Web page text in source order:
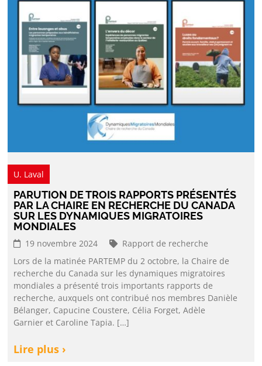
U. Laval
PARUTION DE TROIS RAPPORTS PRÉSENTÉS
PAR LA CHAIRE EN RECHERCHE DU CANADA
SUR LES DYNAMIQUES MIGRATOIRES
MONDIALES
19 novembre 2024
Rapport de recherche
Lors de la matinée PARTEMP du 2 octobre, la Chaire de
recherche du Canada sur les dynamiques migratoires
mondiales a présenté trois importants rapports de
recherche, auxquels ont contribué nos membres Danièle
Bélanger, Capucine Coustere, Célia Forget, Adèle
Garnier et Caroline Tapia. […]
Lire plus ›